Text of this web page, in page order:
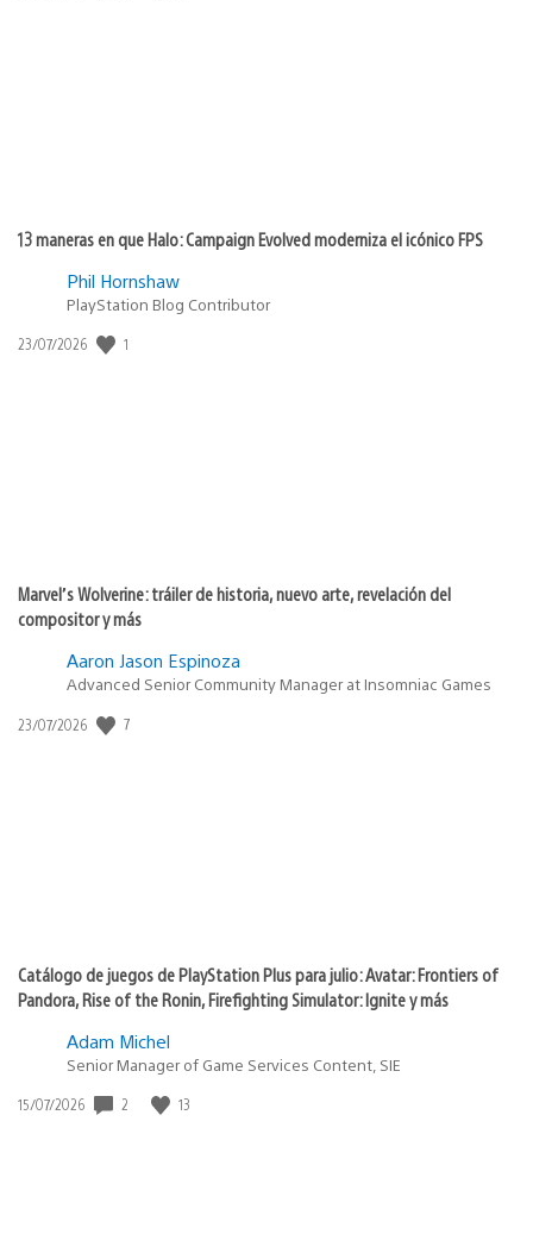
13 maneras en que Halo: Campaign Evolved moderniza el icónico FPS
Phil Hornshaw
PlayStation Blog Contributor
Fecha
23/07/2026 1
Marvel’s Wolverine: tráiler de historia, nuevo arte, revelación del
compositor y más
Aaron Jason Espinoza
Advanced Senior Community Manager at Insomniac Games
Fecha
23/07/2026 7
Catálogo de juegos de PlayStation Plus para julio: Avatar: Frontiers of
Pandora, Rise of the Ronin, Firefighting Simulator: Ignite y más
Adam Michel
Senior Manager of Game Services Content, SIE
Fecha
15/07/2026 2 13